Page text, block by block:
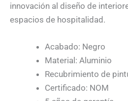
innovación al diseño de
espacios de hospitalidad.
Acabado: Negro
Material: Aluminio
Recubrimiento de
Certificado: NOM